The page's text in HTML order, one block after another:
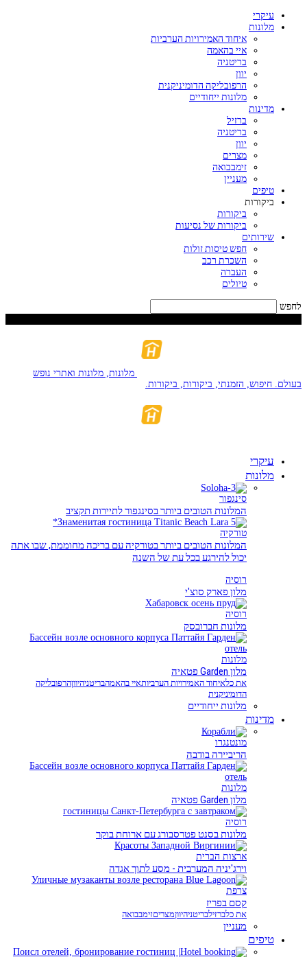
עיקרי
מלונות
איחוד האמירויות הערביות
איי בהאמה
בריטניה
יוון
הרפובליקה הדומיניקנית
מלונות ייחודיים
מדינות
ברזיל
בריטניה
יוון
מצרים
זימבבואה
מעניין
טיפים
ביקורות
ביקורות
ביקורות של נסיעות
שירותים
חפש טיסות זולות
השכרת רכב
העברה
טיולים
לחפש
מלונות, מלונות ואתרי נופש
בעולם. חיפוש, הזמנתי, ביקורות, ביקורות.
עיקרי
מלונות
סינגפור
המלונות הטובים ביותר בסינגפור לתיירות תקציב
טורקיה
המלונות הטובים ביותר בטורקיה עם בריכה מחוממת, שבו אתה
יכול להירגע בכל עת של השנה
רוסיה
מלון פארק סוצ'י
רוסיה
מלונות חברובסק
מלונות
מלון Garden פטאיה
את כלאיחוד האמירויות הערביותאיי בהאמהבריטניהיווןהרפובליקה
הדומיניקנית
מלונות ייחודיים
מדינות
מונטנגרו
הריביירה בודבה
מלונות
מלון Garden פטאיה
רוסיה
מלונות בסנט פטרסבורג עם ארוחת בוקר
ארצות הברית
וירג'יניה המערבית - מסע לתוך אגדה
צרפת
קסם בפריז
את כלברזילבריטניהיווןמצריםזימבבואה
מעניין
טיפים